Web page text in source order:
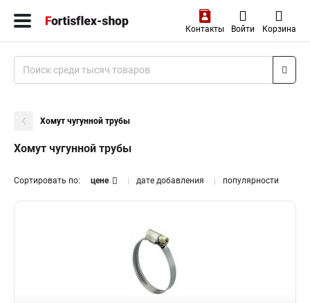
Контакты Войти Корзина
Хомут чугунной трубы
Хомут чугунной трубы
Сортировать по: цене дате добавления популярности